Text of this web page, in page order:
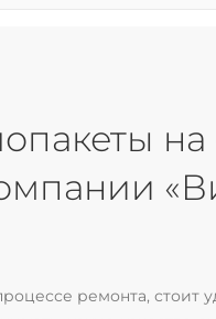
на
ремонта, стоит